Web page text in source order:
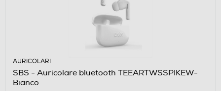
AURICOLARI
SBS - Auricolare bluetooth TEEARTWSSPIKEW-
Bianco